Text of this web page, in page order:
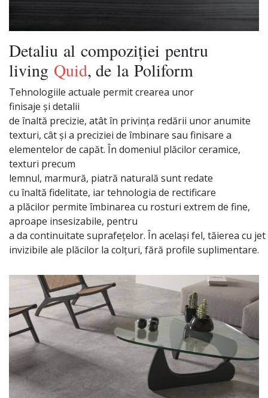
Detaliu al compoziției pentru
living Quid, de laPoliform
Tehnologiile actuale permit crearea unor
finisaje și detalii
de înaltă precizie, atâtîn privința redării unor anumite
texturi, câtși a preciziei de îmbinare sau finisare a
elementelor de capăt. În domeniul plăcilorceramice,
texturi precum
lemnul, marmură, piatră naturală sunt redate
cu înaltă fidelitate, iar tehnologia de rectificare
a plăcilor permite îmbinarea cu rosturi extrem de fine,
aproape insesizabile, pentru
a da continuitate suprafețelor. În același fel, tăierea cu jet
invizibile ale plăcilor la colțuri, fără profile suplimentare.